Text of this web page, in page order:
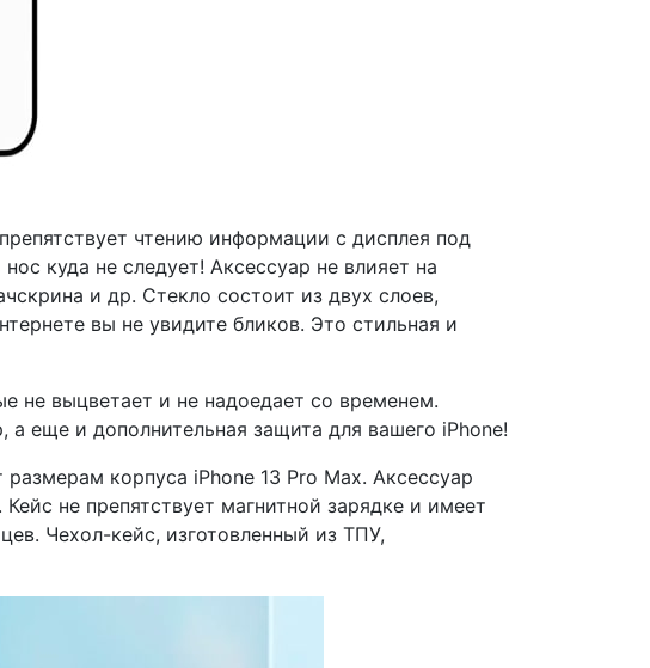
чтению информации с дисплея под
куда не следует! Аксессуар не влияет на
и др. Стекло состоит из двух слоев,
вы не увидите бликов. Это стильная и
не выцветает и не надоедает со временем.
еще и дополнительная защита для вашего iPhone!
размерам корпуса iPhone 13 Pro Max. Аксессуар
не препятствует магнитной зарядке и имеет
Чехол-кейс, изготовленный из ТПУ,